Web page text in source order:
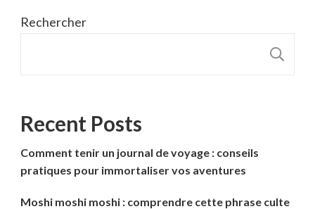
Rechercher
Recent Posts
Comment tenir un journal de voyage : conseils
pratiques pour immortaliser vos aventures
Moshi moshi moshi : comprendre cette phrase culte